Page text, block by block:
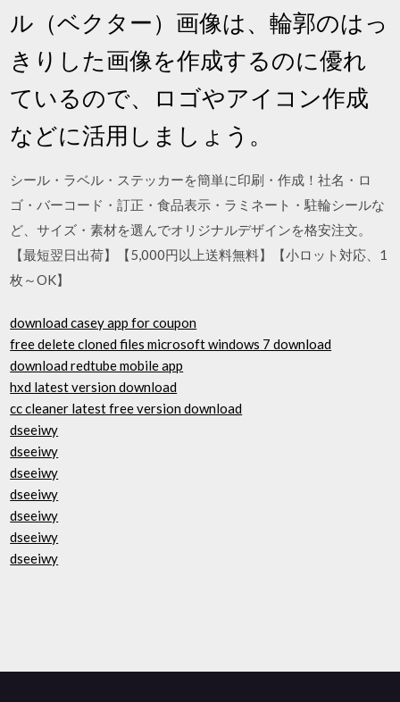
ル（ベクター）画像は、輪郭のはっ
きりした画像を作成するのに優れ
ているので、ロゴやアイコン作成
などに活用しましょう。
シール・ラベル・ステッカーを簡単に印刷・作成！社名・ロ
ゴ・バーコード・訂正・食品表示・ラミネート・駐輪シールな
ど、サイズ・素材を選んでオリジナルデザインを格安注文。
【最短翌日出荷】【5,000円以上送料無料】【小ロット対応、1
枚～OK】
download casey app for coupon
free delete cloned files microsoft windows 7 download
download redtube mobile app
hxd latest version download
cc cleaner latest free version download
dseeiwy
dseeiwy
dseeiwy
dseeiwy
dseeiwy
dseeiwy
dseeiwy